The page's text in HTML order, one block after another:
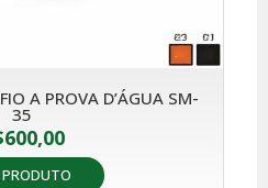
A PROVA D’ÁGUA SM-
35
600,00
PRODUTO